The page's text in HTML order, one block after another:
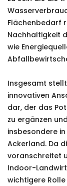
Flächenbedarf
Nachhaltigkeit
wie
Insgesamt
innovativen
dar, der das
zu ergänzen
insbesondere
Ackerland. Da
voranschreitet
Indoor-
wichtigere